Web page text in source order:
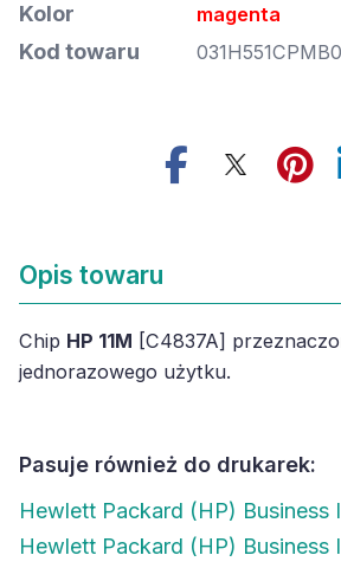
Kolor magenta
Kod towaru
Opis towaru
Chip HP 11M [C4837A]
jednorazowego użytku.
Pasuje również do drukarek:
Hewlett Packard (HP) Business
Hewlett Packard (HP) Business